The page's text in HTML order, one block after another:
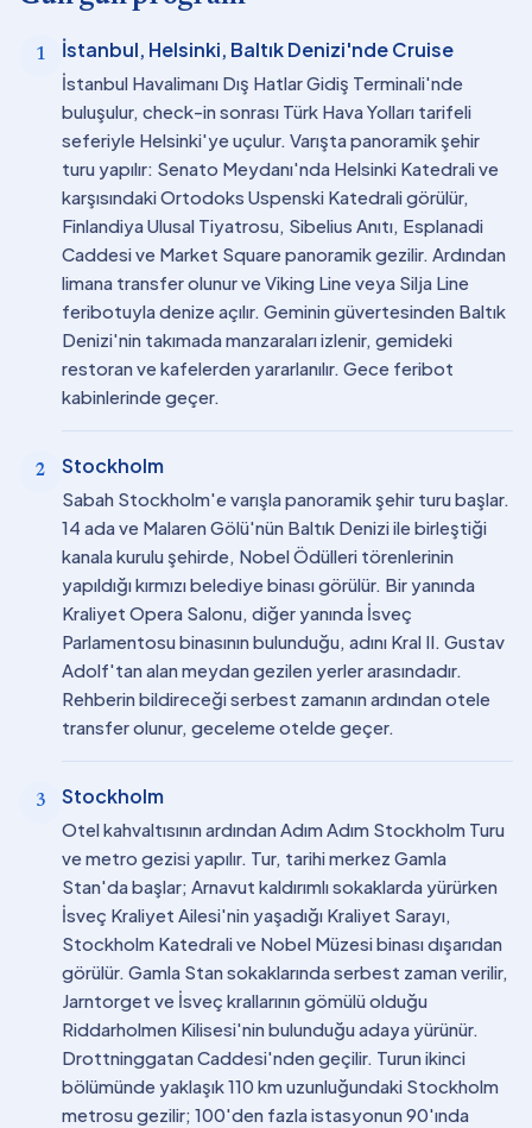
1 İstanbul, Helsinki, Baltık Denizi'nde Cruise
İstanbul Havalimanı Dış Hatlar Gidiş Terminali'nde
buluşulur, check-in sonrası Türk Hava Yolları tarifeli
seferiyle Helsinki'ye uçulur. Varışta panoramik şehir
turu yapılır: Senato Meydanı'nda Helsinki Katedrali ve
karşısındaki Ortodoks Uspenski Katedrali görülür,
Finlandiya Ulusal Tiyatrosu, Sibelius Anıtı, Esplanadi
Caddesi ve Market Square panoramik gezilir. Ardından
limana transfer olunur ve Viking Line veya Silja Line
feribotuyla denize açılır. Geminin güvertesinden Baltık
Denizi'nin takımada manzaraları izlenir, gemideki
restoran ve kafelerden yararlanılır. Gece feribot
kabinlerinde geçer.
2 Stockholm
Sabah Stockholm'e varışla panoramik şehir turu başlar.
14 ada ve Malaren Gölü'nün Baltık Denizi ile birleştiği
kanala kurulu şehirde, Nobel Ödülleri törenlerinin
yapıldığı kırmızı belediye binası görülür. Bir yanında
Kraliyet Opera Salonu, diğer yanında İsveç
Parlamentosu binasının bulunduğu, adını Kral II. Gustav
Adolf'tan alan meydan gezilen yerler arasındadır.
Rehberin bildireceği serbest zamanın ardından otele
transfer olunur, geceleme otelde geçer.
3 Stockholm
Otel kahvaltısının ardından Adım Adım Stockholm Turu
ve metro gezisi yapılır. Tur, tarihi merkez Gamla
Stan'da başlar; Arnavut kaldırımlı sokaklarda yürürken
İsveç Kraliyet Ailesi'nin yaşadığı Kraliyet Sarayı,
Stockholm Katedrali ve Nobel Müzesi binası dışarıdan
görülür. Gamla Stan sokaklarında serbest zaman verilir,
Jarntorget ve İsveç krallarının gömülü olduğu
Riddarholmen Kilisesi'nin bulunduğu adaya yürünür.
Drottninggatan Caddesi'nden geçilir. Turun ikinci
bölümünde yaklaşık 110 km uzunluğundaki Stockholm
metrosu gezilir; 100'den fazla istasyonun 90'ında